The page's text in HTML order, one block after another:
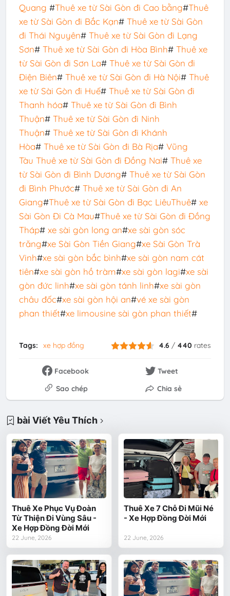
Quang #Thuê xe từ Sài Gòn đi Cao bằng#Thuê
xe từ Sài Gòn đi Bắc Kạn# Thuê xe từ Sài Gòn
đi Thái Nguyên# Thuê xe từ Sài Gòn đi Lạng
Sơn# Thuê xe từ Sài Gòn đi Hòa Bình# Thuê xe
từ Sài Gòn đi Sơn La# Thuê xe từ Sài Gòn đi
Điện Biên# Thuê xe từ Sài Gòn đi Hà Nội# Thuê
xe từ Sài Gòn đi Huế# Thuê xe từ Sài Gòn đi
Thanh hóa# Thuê xe từ Sài Gòn đi Bình
Thuận# Thuê xe từ Sài Gòn đi Ninh
Thuận# Thuê xe từ Sài Gòn đi Khánh
Hòa# Thuê xe từ Sài Gòn đi Bà Rịa# Vũng
Tàu Thuê xe từ Sài Gòn đi Đồng Nai# Thuê xe
từ Sài Gòn đi Bình Dương# Thuê xe từ Sài Gòn
đi Bình Phước# Thuê xe từ Sài Gòn đi An
Giang#Thuê xe từ Sài Gòn đi Bạc LiêuThuê# xe
Sài Gòn Đi Cà Mau#Thuê xe từ Sài Gòn đi Đồng
Tháp# xe sài gòn long an#xe sài gòn sóc
trăng#xe Sài Gòn Tiền Giang#xe Sài Gòn Trà
Vinh#xe sài gòn bắc bình#xe sài gòn nam cát
tiên#xe sài gòn hồ tràm#xe sài gòn lagi#xe sài
gòn đức linh#xe sài gòn tánh linh#xe sài gòn
châu đốc#xe sài gòn hội an#vé xe sài gòn
phan thiết#xe limousine sài gòn phan thiết#
Tags: xe hợp đồng 4.6 / 440 rates
Facebook
Tweet
Sao chép
Chia sẻ
bài Viết Yêu Thích
Thuê Xe Phục Vụ Đoàn
Từ Thiện Đi Vùng Sâu -
Xe Hợp Đồng Đời Mới
22 June, 2026
Thuê Xe 7 Chỗ Đi Mũi Né
- Xe Hợp Đồng Đời Mới
22 June, 2026